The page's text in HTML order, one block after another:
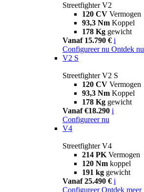
Streetfighter V2
120 CV Vermogen
93,3 Nm Koppel
178 Kg gewicht
Vanaf 15.790 € i
Configureer nu Ontdek nu
V2 S
Streetfighter V2 S
120 CV Vermogen
93,3 Nm Koppel
178 Kg gewicht
Vanaf €18.290 i
Configureer nu
V4
Streetfighter V4
214 PK Vermogen
120 Nm koppel
191 kg gewicht
Vanaf 25.490 € i
Configureer Ontdek meer